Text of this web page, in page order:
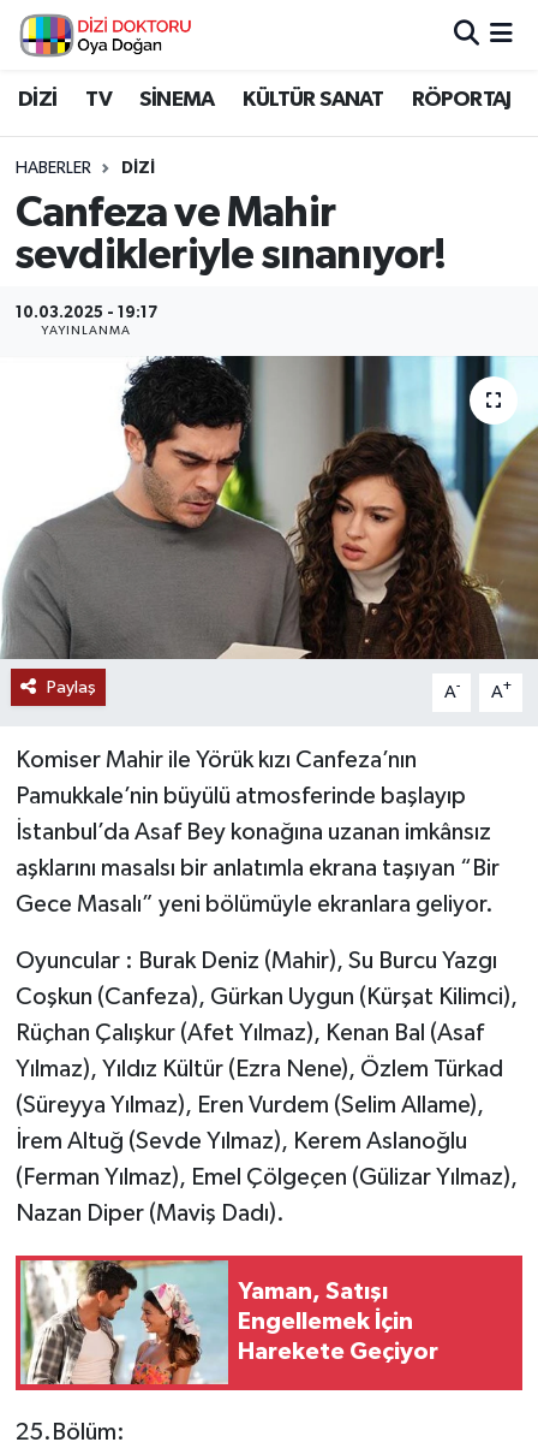
DİZİ TV SİNEMA KÜLTÜR SANAT RÖPORTAJ
HABERLER DİZİ
Canfeza ve Mahir
sevdikleriyle sınanıyor!
10.03.2025 - 19:17
YAYINLANMA
Paylaş A- A+
Komiser Mahir ile Yörük kızı Canfeza’nın
Pamukkale’nin büyülü atmosferinde başlayıp
İstanbul’da Asaf Bey konağına uzanan imkânsız
aşklarını masalsı bir anlatımla ekrana taşıyan “Bir
Gece Masalı” yeni bölümüyle ekranlara geliyor.
Oyuncular : Burak Deniz (Mahir), Su Burcu Yazgı
Coşkun (Canfeza), Gürkan Uygun (Kürşat Kilimci),
Rüçhan Çalışkur (Afet Yılmaz), Kenan Bal (Asaf
Yılmaz), Yıldız Kültür (Ezra Nene), Özlem Türkad
(Süreyya Yılmaz), Eren Vurdem (Selim Allame),
İrem Altuğ (Sevde Yılmaz), Kerem Aslanoğlu
(Ferman Yılmaz), Emel Çölgeçen (Gülizar Yılmaz),
Nazan Diper (Maviş Dadı).
Yaman, Satışı
Engellemek İçin
Harekete Geçiyor
25.Bölüm:
İstanbul Nöbetçi Eczaneler
İstanbul Namaz Vakitleri
İstanbul Trafik Yoğunluk Haritası
Süper Lig Puan Durumu ve Fikstür
Tüm Manşetler
Son Dakika Haberleri
Haber Arşivi